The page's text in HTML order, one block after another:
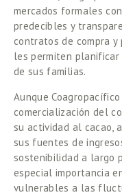
mercados formales
predecibles y
contratos de compra y
les permiten
de sus familias.
Aunque
comercialización del
su actividad al cacao,
sus fuentes de
sostenibilidad a largo
especial importancia
vulnerables a las